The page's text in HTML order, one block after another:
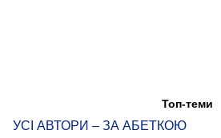
Топ-теми
УСІ АВТОРИ – ЗА АБЕТКОЮ